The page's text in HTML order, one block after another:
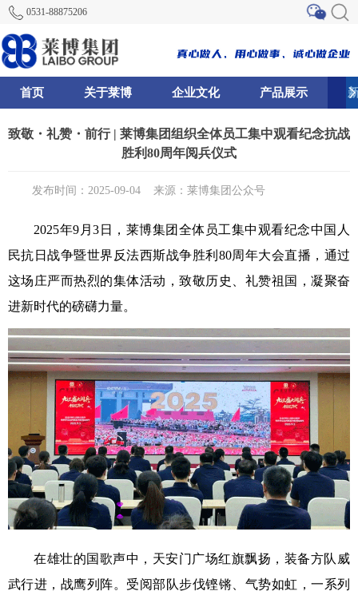
0531-88875206
首页 关于莱博 企业文化 产品展示
致敬・礼赞・前行 | 莱博集团组织全体员工集中观看纪念抗战
胜利80周年阅兵仪式
发布时间：2025-09-04 来源：莱博集团公众号
2025年9月3日，莱博集团全体员工集中观看纪念中国人
民抗日战争暨世界反法西斯战争胜利80周年大会直播，通过
这场庄严而热烈的集体活动，致敬历史、礼赞祖国，凝聚奋
进新时代的磅礴力量。
在雄壮的国歌声中，天安门广场红旗飘扬，装备方队威
武行进，战鹰列阵。受阅部队步伐铿锵、气势如虹，一系列